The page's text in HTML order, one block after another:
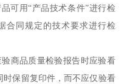
可用“产品技术条件”进行检
合同规定的技术要求进行检
商品质量检验报告时应验看
保留复印件，而不应仅验看